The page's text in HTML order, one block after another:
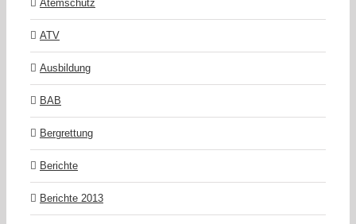
Atemschutz
ATV
Ausbildung
BAB
Bergrettung
Berichte
Berichte 2013